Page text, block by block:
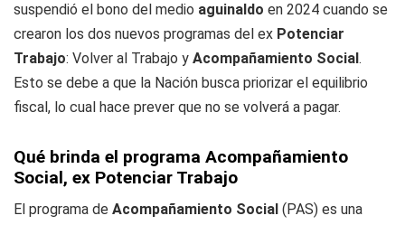
suspendió el bono del medio aguinaldo en 2024 cuando se
crearon los dos nuevos programas del ex Potenciar
Trabajo: Volver al Trabajo y Acompañamiento Social.
Esto se debe a que la Nación busca priorizar el equilibrio
fiscal, lo cual hace prever que no se volverá a pagar.
Qué brinda el programa Acompañamiento
Social, ex Potenciar Trabajo
El programa de Acompañamiento Social (PAS) es una